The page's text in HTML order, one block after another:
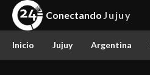
Conectando Jujuy
Inicio Jujuy Argentina